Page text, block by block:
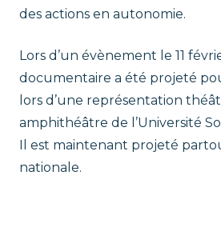
des actions en autonomie.
Lors d’un évènement le 11
documentaire a été projeté
lors d’une représentation
amphithéâtre de l’Université
Il est maintenant projeté
nationale.